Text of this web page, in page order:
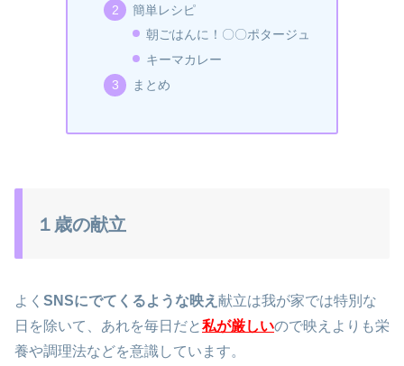
簡単レシピ
朝ごはんに！〇〇ポタージュ
キーマカレー
まとめ
１歳の献立
よく SNSにでてくるような映え 献立は我が家では特別な
日を除いて、あれを毎日だと私が厳しいので映えよりも栄
養や調理法などを意識しています。